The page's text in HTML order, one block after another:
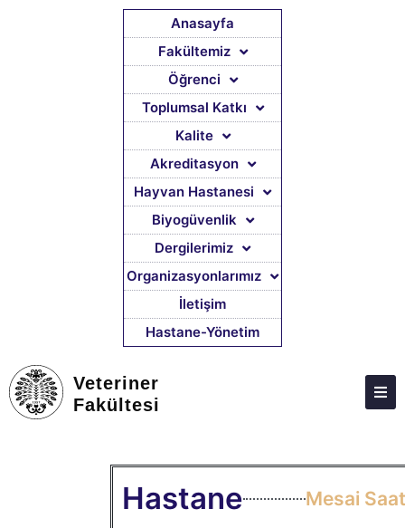
Anasayfa
Fakültemiz
Öğrenci
Toplumsal Katkı
Kalite
Akreditasyon
Hayvan Hastanesi
Biyogüvenlik
Dergilerimiz
Organizasyonlarımız
İletişim
Hastane-Yönetim
Veteriner
Fakültesi
GIZLILIK POLITIKASI
Hastane Mesai